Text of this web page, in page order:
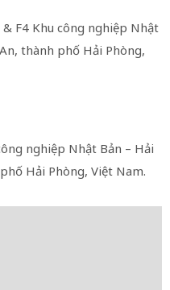
& F4 Khu công nghiệp Nhật
thành phố Hải Phòng,
nghiệp Nhật Bản – Hải
Hải Phòng, Việt Nam.